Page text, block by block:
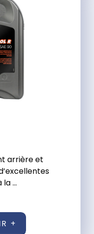
arrière et
...
+